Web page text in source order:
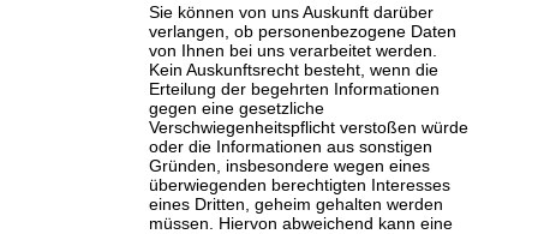
Sie können von uns Auskunft darüber
verlangen, ob personenbezogene Daten
von Ihnen bei uns verarbeitet werden.
Kein Auskunftsrecht besteht, wenn die
Erteilung der begehrten Informationen
gegen eine gesetzliche
Verschwiegenheitspflicht verstoßen würde
oder die Informationen aus sonstigen
Gründen, insbesondere wegen eines
überwiegenden berechtigten Interesses
eines Dritten, geheim gehalten werden
müssen. Hiervon abweichend kann eine